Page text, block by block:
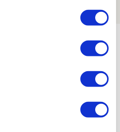
ballenjongens/-meiden